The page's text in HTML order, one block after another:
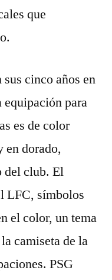
que
cinco años en
para
es de color
en dorado,
del club. El
LFC, símbolos
el color, un tema
camiseta de la
PSG